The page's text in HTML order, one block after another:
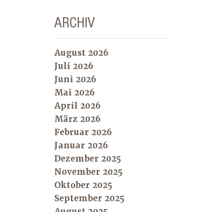
ARCHIV
August 2026
Juli 2026
Juni 2026
Mai 2026
April 2026
März 2026
Februar 2026
Januar 2026
Dezember 2025
November 2025
Oktober 2025
September 2025